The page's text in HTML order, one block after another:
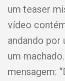
um teaser
vídeo
andando por
um
mensagem: